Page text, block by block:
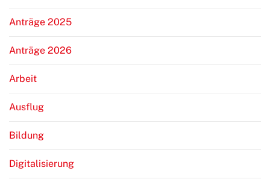
Anträge 2025
Anträge 2026
Arbeit
Ausflug
Bildung
Digitalisierung